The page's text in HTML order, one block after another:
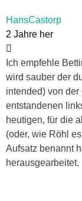
HansCastorp
2 Jahre her
Ich empfehle
wird sauber der
intended) von
entstandenen
heutigen, für die
(oder, wie Röhl
Aufsatz benannt
herausgearbeitet.